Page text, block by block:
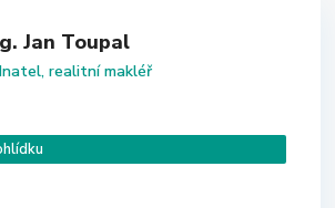
Jan Toupal
realitní makléř